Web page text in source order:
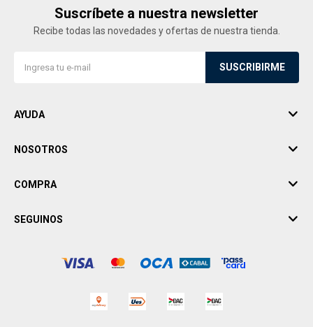
Suscríbete a nuestra newsletter
Recibe todas las novedades y ofertas de nuestra tienda.
SUSCRIBIRME
AYUDA
NOSOTROS
COMPRA
SEGUINOS